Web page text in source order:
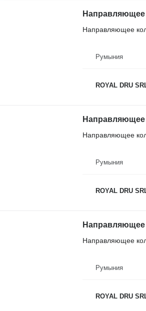
Направляющее
Румыния
ROYAL DRU
Направляющее
Направляющее
Румыния
ROYAL DRU
Направляющее
Румыния
ROYAL DRU